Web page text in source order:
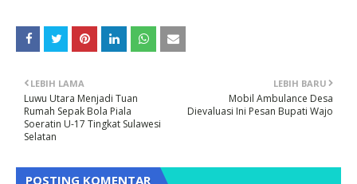
LEBIH BARU
Mobil Ambulance Desa
Dievaluasi Ini Pesan Bupati Wajo
LEBIH LAMA
Luwu Utara Menjadi Tuan
Rumah Sepak Bola Piala
Soeratin U-17 Tingkat Sulawesi
Selatan
POSTING KOMENTAR